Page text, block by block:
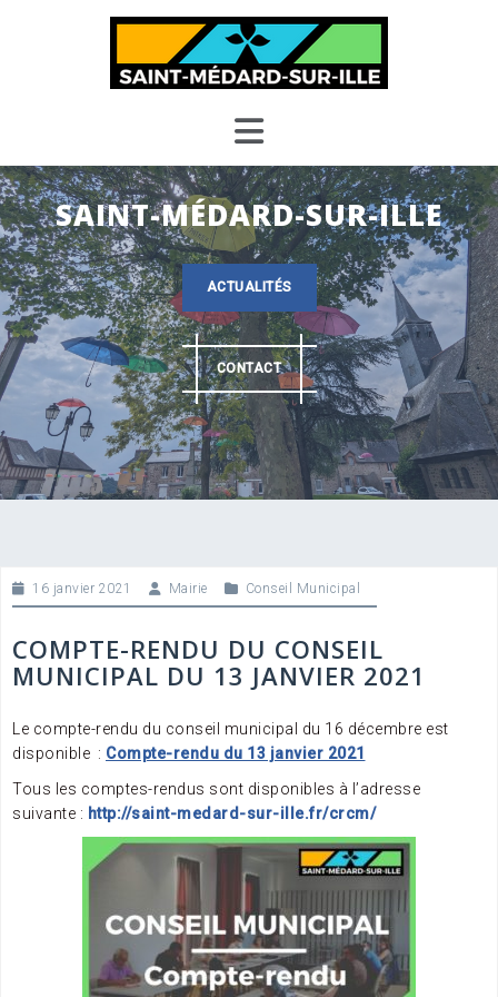
SAINT-MÉDARD-SUR-ILLE
ACTUALITÉS
CONTACT
16 janvier 2021 Mairie Conseil Municipal
COMPTE-RENDU DU CONSEIL
MUNICIPAL DU 13 JANVIER 2021
Le compte-rendu du conseil municipal du 16 décembre est
disponible : Compte-rendu du 13 janvier 2021
Tous les comptes-rendus sont disponibles à l’adresse
suivante : http://saint-medard-sur-ille.fr/crcm/